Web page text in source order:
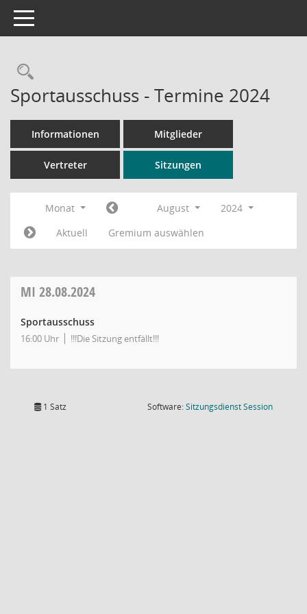
Toggle navigation
Rechercheauswahl
Sportausschuss - Termine 2024
Informationen Mitglieder
Vertreter Sitzungen
Monat August
2024
Aktuell
Gremium auswählen
MI 28.08.2024
Sportausschuss
16:00 Uhr !!!Die Sitzung entfällt!!!
1 Satz Software:SitzungsdienstSession(Wird in